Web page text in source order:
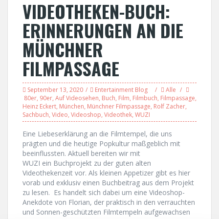
VIDEOTHEKEN-BUCH:
ERINNERUNGEN AN DIE
MÜNCHNER
FILMPASSAGE
September 13, 2020 Entertainment Blog
Alle
80er, 90er, Auf Videosehen, Buch, Film, Filmbuch, Filmpassage,
Heinz Eckert, München, Münchner Filmpassage, Rolf Zacher,
Sachbuch, Video, Videoshop, Videothek, WUZI
Eine Liebeserklärung an die Filmtempel, die uns
prägten und die heutige Popkultur maßgeblich mit
beeinflussten. Aktuell bereiten wir mit
WUZI ein Buchprojekt zu der guten alten
Videothekenzeit vor. Als kleinen Appetizer gibt es hier
vorab und exklusiv einen Buchbeitrag aus dem Projekt
zu lesen. Es handelt sich dabei um eine Videoshop-
Anekdote von Florian, der praktisch in den verrauchten
und Sonnen-geschützten Filmtempeln aufgewachsen